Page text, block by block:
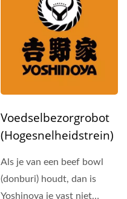
Voedselbezorgrobot
(Hogesnelheidstrein)
Als je van een beef bowl
(donburi) houdt, dan is
Yoshinoya je vast niet